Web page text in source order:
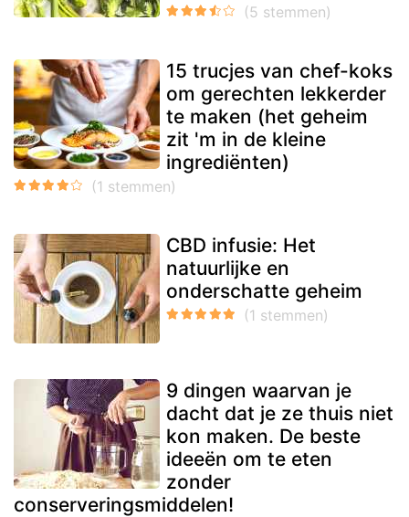
15 trucjes van chef-koks
om gerechten lekkerder
te maken (het geheim
zit 'm in de kleine
ingrediënten)
CBD infusie: Het
natuurlijke en
onderschatte geheim
9 dingen waarvan je
dacht dat je ze thuis niet
kon maken. De beste
ideeën om te eten
zonder
conserveringsmiddelen!